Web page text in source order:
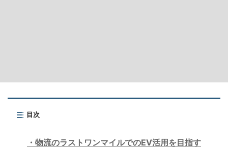
目次
物流のラストワンマイルでのEV活用を目指す